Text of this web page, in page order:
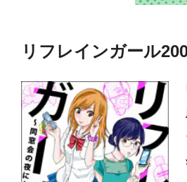
リフレインガール